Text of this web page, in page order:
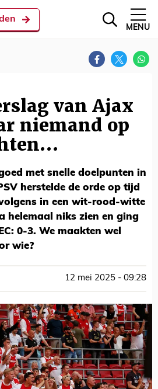
MENU
van Ajax
niemand op
met snelle doelpunten in
herstelde de orde op tijd
in een wit-rood-witte
helemaal niks zien en ging
0-3. We maakten wel
wie?
12 mei 2025 - 09:28